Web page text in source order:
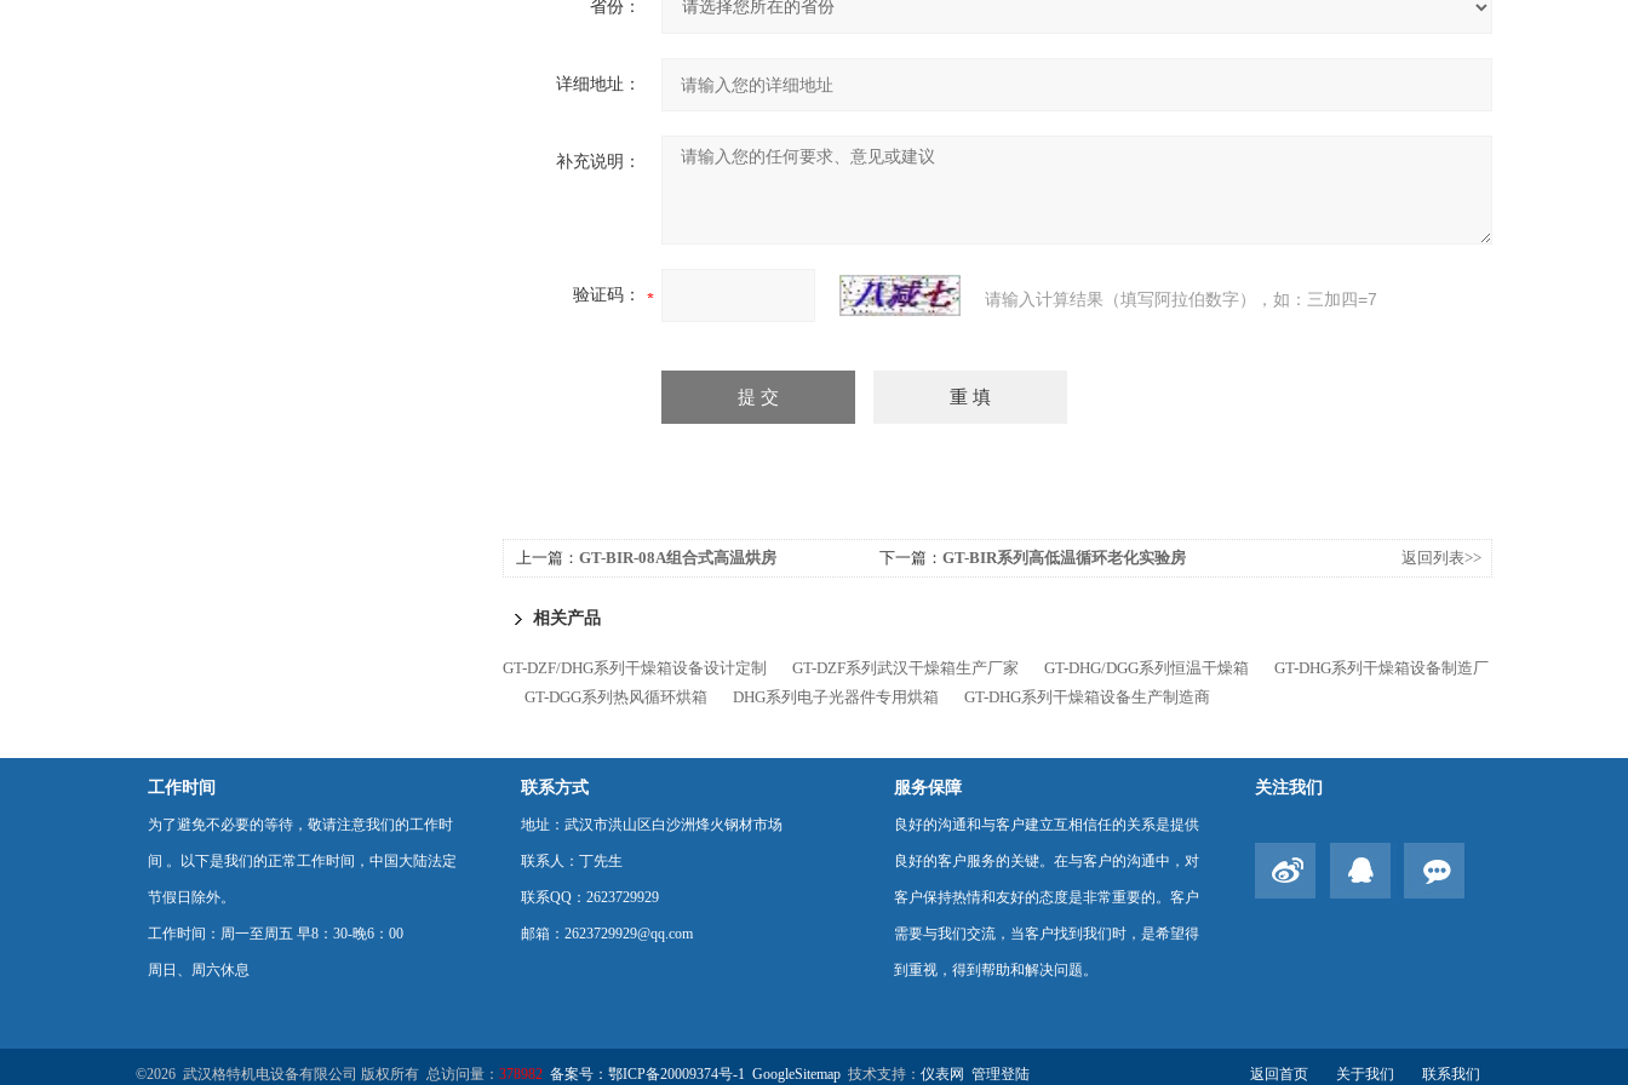
省份：
详细地址：
补充说明：
验证码： 请输入计算结果（填写阿拉伯数字），如：三加四=7
上一篇： GT-BIR-08A组合式高温烘房 下一篇： GT-BIR系列高低温循环老化实验房 返回列表>>
相关产品
GT-DZF/DHG系列干燥箱设备设计定制 GT-DZF系列武汉干燥箱生产厂家 GT-DHG/DGG系列恒温干燥箱
GT-DHG系列干燥箱设备制造厂
GT-DGG系列热风循环烘箱
DHG系列电子光器件专用烘箱 GT-DHG系列干燥箱设备生产制造商
工作时间
为了避免不必要的等待，敬请注意我们的工作时
间 。以下是我们的正常工作时间，中国大陆法定
节假日除外。
工作时间：周一至周五 早8：30-晚6：00
周日、周六休息
联系方式
地址：武汉市洪山区白沙洲烽火钢材市场
联系人：丁先生
联系QQ：2623729929
邮箱：2623729929@qq.com
服务保障
良好的沟通和与客户建立互相信任的关系是提供
良好的客户服务的关键。在与客户的沟通中，对
客户保持热情和友好的态度是非常重要的。客户
需要与我们交流，当客户找到我们时，是希望得
到重视，得到帮助和解决问题。
关注我们
©2026 武汉格特机电设备有限公司 版权所有 总访问量： 378982 备案号：鄂ICP备20009374号-1 GoogleSitemap 技术支持： 仪表网 管理登陆 返回首页 关于我们 联系我们